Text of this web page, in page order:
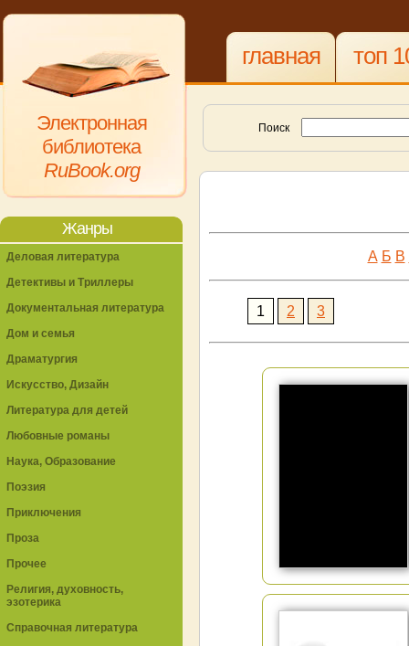
Электронная
библиотека
RuBook.org
главная топ
Поиск
А Б В
1 2 3
Жанры
Деловая литература
Детективы и Триллеры
Документальная литература
Дом и семья
Драматургия
Искусство, Дизайн
Литература для детей
Любовные романы
Наука, Образование
Поэзия
Приключения
Проза
Прочее
Религия, духовность,
эзотерика
Справочная литература